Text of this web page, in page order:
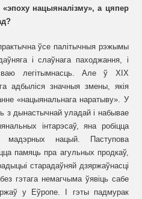
нацыяналізму», а цяпер
ўсе палітычныя рэжымы
і слаўнага паходжання, і
легітымнасць. Але ў ХІХ
адбыліся значныя змены, якія
«нацыянальнага наратыву». У
з дынастычнай уладай і набывае
інтарэсаў, яна робіцца
мадэрных нацый. Паступова
памяць пра агульных продкаў,
старадаўняй дзяржаўнасці
гэтага немагчыма ўявіць сабе
у Еўропе. І гэты падмурак